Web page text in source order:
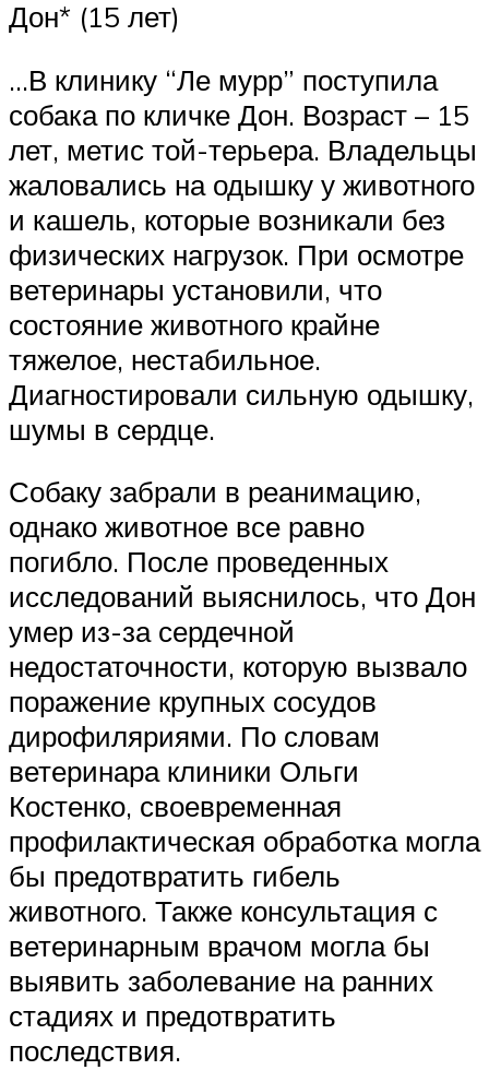
Дон* (15 лет)
…В клинику “Ле мурр” поступила
собака по кличке Дон. Возраст – 15
лет, метис той-терьера. Владельцы
жаловались на одышку у животного
и кашель, которые возникали без
физических нагрузок. При осмотре
ветеринары установили, что
состояние животного крайне
тяжелое, нестабильное.
Диагностировали сильную одышку,
шумы в сердце.
Собаку забрали в реанимацию,
однако животное все равно
погибло. После проведенных
исследований выяснилось, что Дон
умер из-за сердечной
недостаточности, которую вызвало
поражение крупных сосудов
дирофиляриями. По словам
ветеринара клиники Ольги
Костенко, своевременная
профилактическая обработка могла
бы предотвратить гибель
животного. Также консультация с
ветеринарным врачом могла бы
выявить заболевание на ранних
стадиях и предотвратить
последствия.